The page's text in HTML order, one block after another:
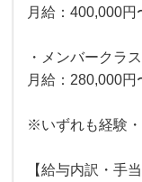
月給：400,000円
・メンバークラ
月給：280,000円
※いずれも経験
【給与内訳・手当